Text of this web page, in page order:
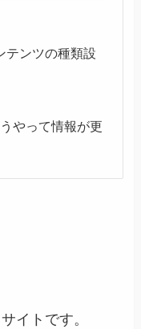
テンツの種類設
やって情報が更
イトです。